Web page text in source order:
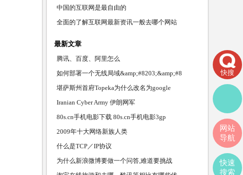
中国的互联网是最自由的
全面的了解互联网最新资讯一般去哪个网站
最新文章
腾讯、百度、阿里怎么
如何部署一个无线局域&amp;#8203;&amp;#8
堪萨斯州首府Topeka为什么改名为google
Iranian Cyber Army 伊朗网军
80s.cn手机电影下载 80s.cn手机电影3gp
2009年十大网络新族人类
什么是TCP／IP协议
为什么新浪微博要做一个问答,难道要挑战
快搜
网站
导航
快速
搜索